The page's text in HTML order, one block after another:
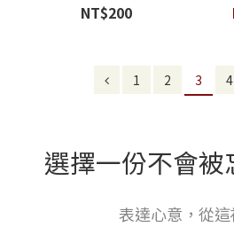
NT$200
1 2 3 4
選擇一份不會被
表達心意，從